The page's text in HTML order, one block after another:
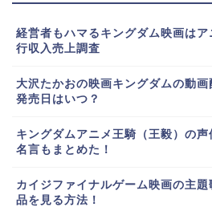
経営者もハマるキングダム映画は
行収入売上調査
大沢たかおの映画キングダムの動
発売日はいつ？
キングダムアニメ王騎（王毅）の
名言もまとめた！
カイジファイナルゲーム映画の主
品を見る方法！